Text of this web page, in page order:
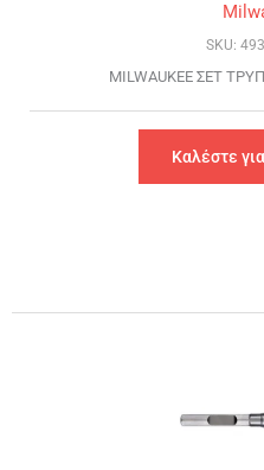
SKU:
MILWAUKEE ΣΕΤ
Καλέστε